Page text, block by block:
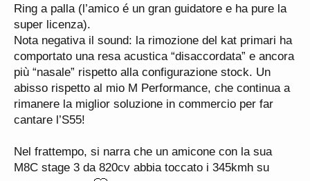
Ring a palla (l’amico é un gran guidatore e ha pure la
super licenza).
Nota negativa il sound: la rimozione del kat primari ha
comportato una resa acustica “disaccordata” e ancora
più “nasale” rispetto alla configurazione stock. Un
abisso rispetto al mio M Performance, che continua a
rimanere la miglior soluzione in commercio per far
cantare l’S55!
Nel frattempo, si narra che un amicone con la sua
M8C stage 3 da 820cv abbia toccato i 345kmh su